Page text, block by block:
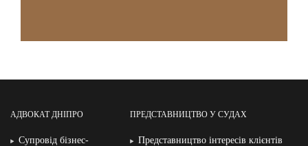
АДВОКАТ ДНІПРО
Супровід бізнес-
ПРЕДСТАВНИЦТВО У СУДАХ
Представництво інтересів клієнтів